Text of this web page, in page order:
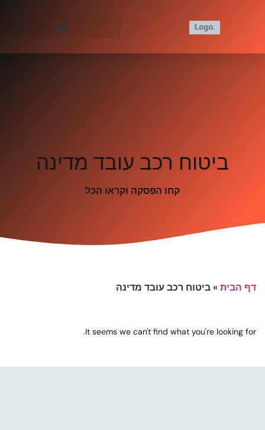
ביטוח רכב עובד מדינה
קחו הפסקה וקראו הכל
דף הבית»ביטוח רכב עובד מדינה
It seems we can't find what you're looking for.